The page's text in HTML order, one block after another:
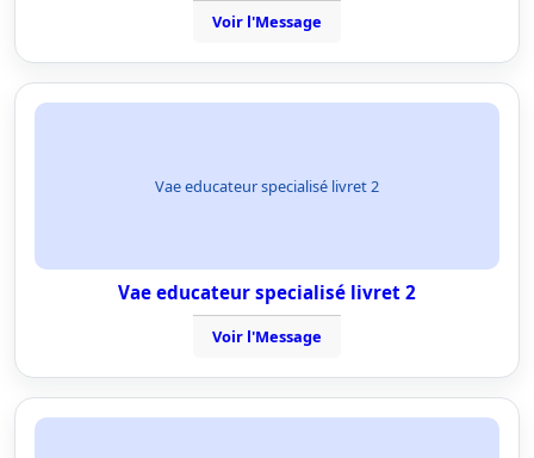
Voir l'Message
Vae educateur specialisé livret 2
Vae educateur specialisé livret 2
Voir l'Message